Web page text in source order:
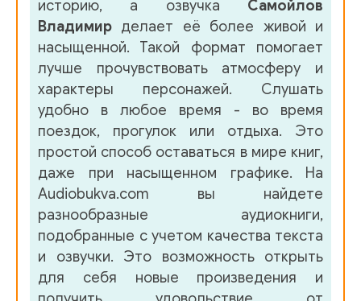
02-17 - Уинстон Черчилль - Глава 02. Серебряная
02-18 - Уинстон Черчилль - Глава 02. Серебряная
02-19 - Уинстон Черчилль - Глава 02. Серебряная
02-20 - Уинстон Черчилль - Глава 02. Серебряная
02-21 - Уинстон Черчилль - Глава 02. Серебряная
02-22 - Уинстон Черчилль - Глава 02. Серебряная
02-23 - Уинстон Черчилль - Глава 02. Серебряная
02-24 - Уинстон Черчилль - Глава 02. Серебряная
историю, а озвучка Самойлов
Владимир делает её более живой и
насыщенной. Такой формат помогает
лучше прочувствовать атмосферу и
характеры персонажей. Слушать
удобно в любое время - во время
поездок, прогулок или отдыха. Это
простой способ оставаться в мире книг,
даже при насыщенном графике. На
Audiobukva.com вы найдете
разнообразные аудиокниги,
подобранные с учетом качества текста
и озвучки. Это возможность открыть
для себя новые произведения и